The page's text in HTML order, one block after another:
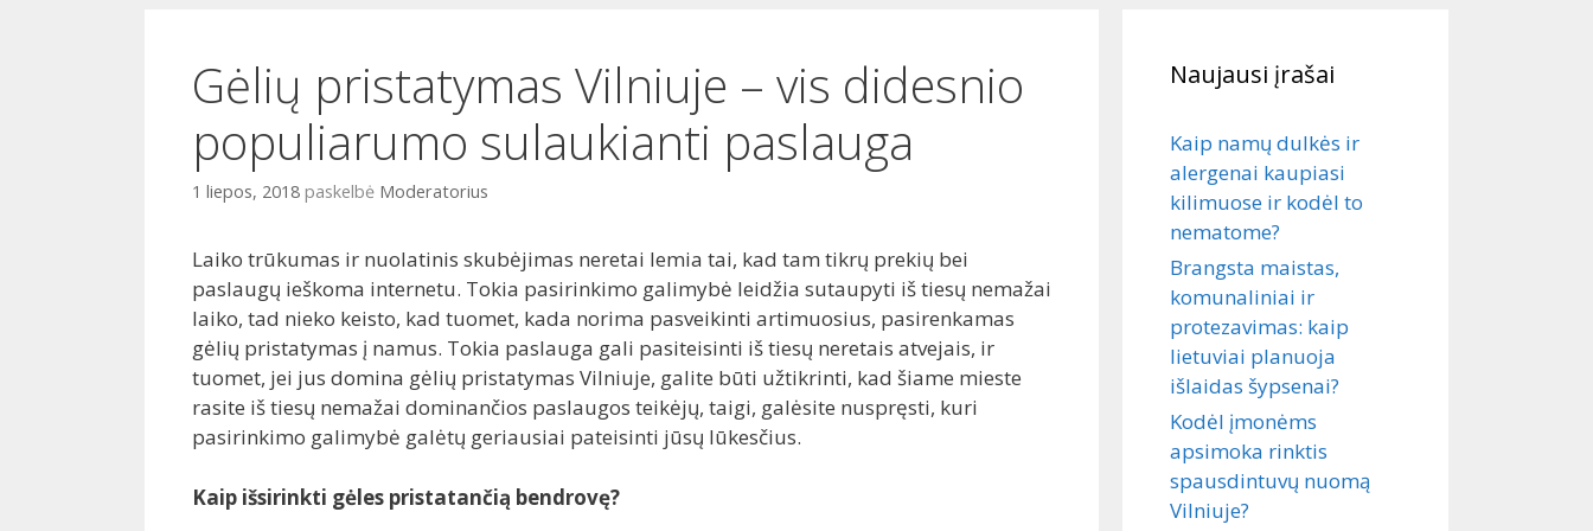
Gėlių pristatymas Vilniuje – vis didesnio
populiarumo sulaukianti paslauga
1 liepos, 2018 paskelbė Moderatorius
Laiko trūkumas ir nuolatinis skubėjimas neretai lemia tai, kad tam tikrų prekių bei
paslaugų ieškoma internetu. Tokia pasirinkimo galimybė leidžia sutaupyti iš tiesų nemažai
laiko, tad nieko keisto, kad tuomet, kada norima pasveikinti artimuosius, pasirenkamas
gėlių pristatymas į namus. Tokia paslauga gali pasiteisinti iš tiesų neretais atvejais, ir
tuomet, jei jus domina gėlių pristatymas Vilniuje, galite būti užtikrinti, kad šiame mieste
rasite iš tiesų nemažai dominančios paslaugos teikėjų, taigi, galėsite nuspręsti, kuri
pasirinkimo galimybė galėtų geriausiai pateisinti jūsų lūkesčius.
Kaip išsirinkti gėles pristatančią bendrovę?
Naujausi įrašai
Kaip namų dulkės ir
alergenai kaupiasi
kilimuose ir kodėl to
nematome?
Brangsta maistas,
komunaliniai ir
protezavimas: kaip
lietuviai planuoja
išlaidas šypsenai?
Kodėl įmonėms
apsimoka rinktis
spausdintuvų nuomą
Vilniuje?